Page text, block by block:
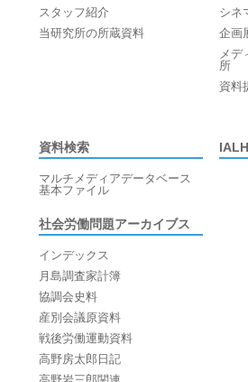
スタッフ紹介
当研究所の所蔵資料
シネ
企画
メデ
所
資料
資料検索
マルチメディアデータベース
基本ファイル
社会労働問題アーカイブス
インデックス
月島調査家計簿
協調会史料
産別会議原資料
戦後労働運動資料
高野房太郎日記